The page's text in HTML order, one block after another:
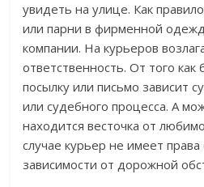
увидеть на улице. Как
или парни в фирменной
компании. На курьеров
ответственность. От того как
посылку или письмо зависит
или судебного процесса. А
находится весточка от
случае курьер не имеет
зависимости от дорожной